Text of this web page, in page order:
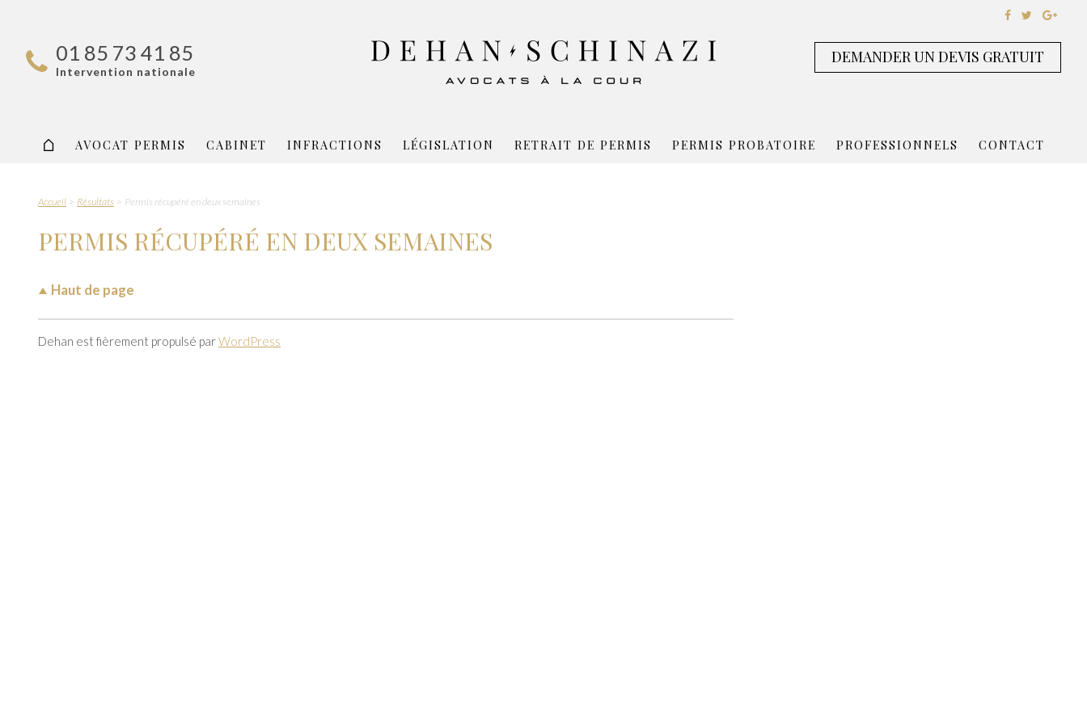
01 85 73 41 85
Intervention nationale
DEMANDER UN DEVIS GRATUIT
AVOCAT PERMIS CABINET INFRACTIONS LÉGISLATION RETRAIT DE PERMIS PERMIS PROBATOIRE PROFESSIONNELS CONTACT
Accueil Résultats Permis récupéré en deux semaines
PERMIS RÉCUPÉRÉ EN DEUX SEMAINES
Haut de page
Dehan est fièrement propulsé parWordPress